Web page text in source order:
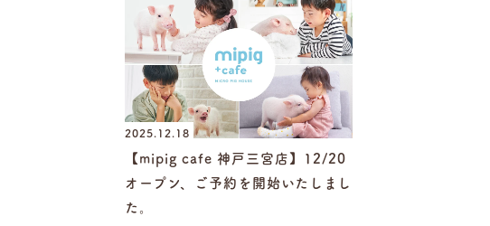
2025.12.18
【mipig cafe 神戸三宮店】12/20
オープン、ご予約を開始いたしまし
た。